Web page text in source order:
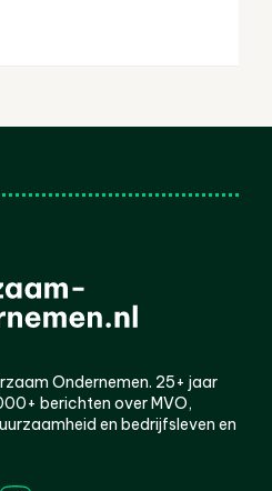
Ondernemen. 25+ jaar
berichten over MVO,
en bedrijfsleven en